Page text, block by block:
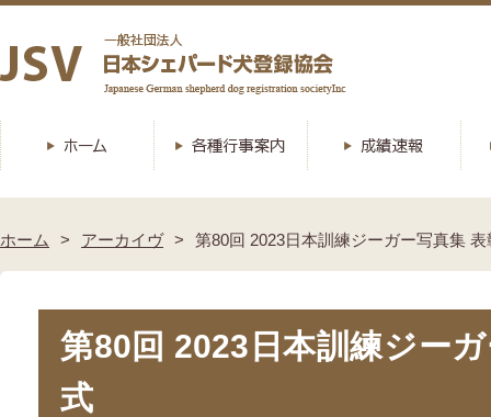
ホーム アーカイヴ 第80回 2023日本訓練ジーガー写真集 表
第80回 2023日本訓練ジー
式